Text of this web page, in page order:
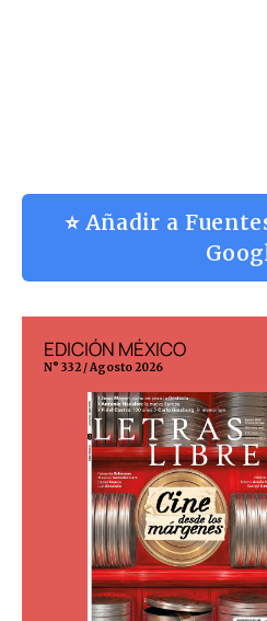
⭐ Añadir a
EDICIÓN MÉXICO
N° 332 / Agosto 2026